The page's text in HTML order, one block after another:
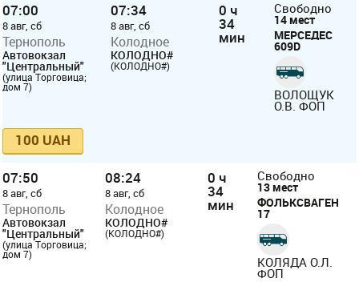
07:00
8 авг, сб
Тернополь
Автовокзал
"Центральный"
(улица Торговица;
дом 7)
07:34
8 авг, сб
Колодное
КОЛОДНО#
(КОЛОДНО#)
0 ч
34
мин
Свободно
14 мест
МЕРСЕДЕС
609D
ВОЛОЩУК
О.В. ФОП
100 UAH
07:50
8 авг, сб
Тернополь
Автовокзал
"Центральный"
(улица Торговица;
дом 7)
08:24
8 авг, сб
Колодное
КОЛОДНО#
(КОЛОДНО#)
0 ч
34
мин
Свободно
13 мест
ФОЛЬКСВАГЕН
17
КОЛЯДА О.Л.
ФОП